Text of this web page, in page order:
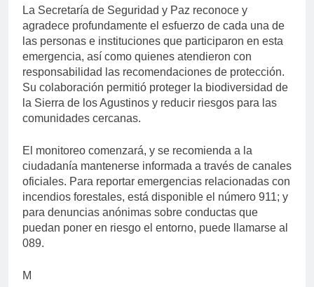
La Secretaría de Seguridad y Paz reconoce y
agradece profundamente el esfuerzo de cada una de
las personas e instituciones que participaron en esta
emergencia, así como quienes atendieron con
responsabilidad las recomendaciones de protección.
Su colaboración permitió proteger la biodiversidad de
la Sierra de los Agustinos y reducir riesgos para las
comunidades cercanas.
El monitoreo comenzará, y se recomienda a la
ciudadanía mantenerse informada a través de canales
oficiales. Para reportar emergencias relacionadas con
incendios forestales, está disponible el número 911; y
para denuncias anónimas sobre conductas que
puedan poner en riesgo el entorno, puede llamarse al
089.
M